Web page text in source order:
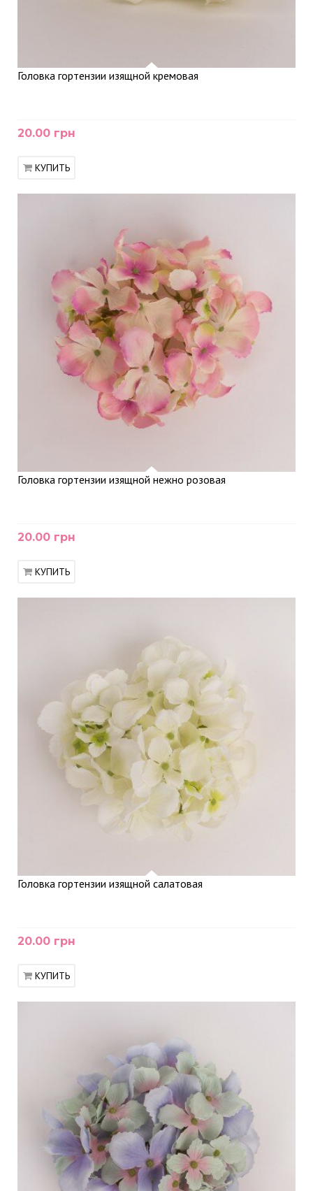
Головка гортензии изящной кремовая
20.00 грн
КУПИТЬ
Головка гортензии изящной нежно розовая
20.00 грн
КУПИТЬ
Головка гортензии изящной салатовая
20.00 грн
КУПИТЬ